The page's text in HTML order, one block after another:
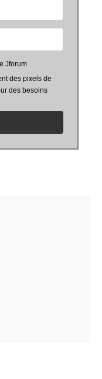
Jforum
des pixels de
des besoins